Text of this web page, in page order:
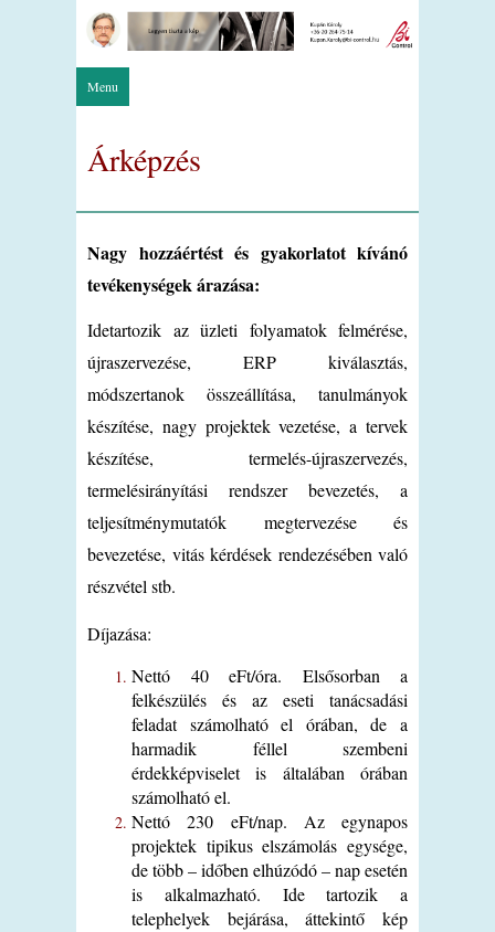
Menu
Árképzés
Nagy hozzáértést és gyakorlatot kívánó
tevékenységek árazása:
Idetartozik az üzleti folyamatok felmérése,
újraszervezése, ERP kiválasztás,
módszertanok összeállítása, tanulmányok
készítése, nagy projektek vezetése, a tervek
készítése, termelés-újraszervezés,
termelésirányítási rendszer bevezetés, a
teljesítménymutatók megtervezése és
bevezetése, vitás kérdések rendezésében való
részvétel stb.
Díjazása:
Nettó 40 eFt/óra. Elsősorban a
felkészülés és az eseti tanácsadási
feladat számolható el órában, de a
harmadik féllel szembeni
érdekképviselet is általában órában
számolható el.
Nettó 230 eFt/nap. Az egynapos
projektek tipikus elszámolás egysége,
de több – időben elhúzódó – nap esetén
is alkalmazható. Ide tartozik a
telephelyek bejárása, áttekintő kép